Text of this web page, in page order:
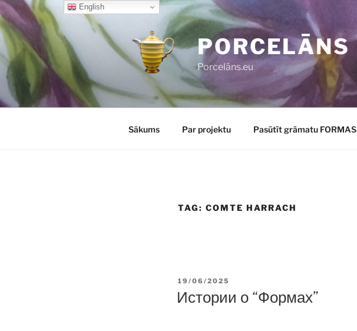
Skip
to
content
PORCELĀNS
Porcelāns.eu
Sākums Par projektu Pasūtīt grāmatu FORMAS
TAG: COMTE HARRACH
POSTED
19/06/2025
Истории о “Формах”
English